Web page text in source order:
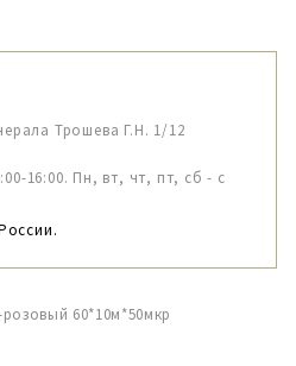
Трошева Г.Н. 1/12
16:00. Пн, вт, чт, пт, сб - с
60*10м*50мкр